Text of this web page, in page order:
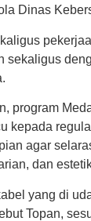
Dinas
sekaligus
program
kepada
agar
dan
yang di
Topan,